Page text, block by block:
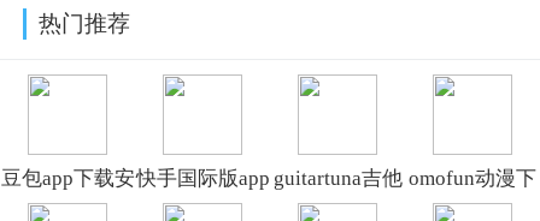
热门推荐
豆包app下载安快手国际版app guitartuna吉他 omofun动漫下